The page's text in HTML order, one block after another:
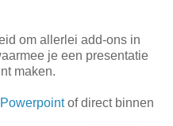
om allerlei add-ons in
je een presentatie
maken.
of direct binnen